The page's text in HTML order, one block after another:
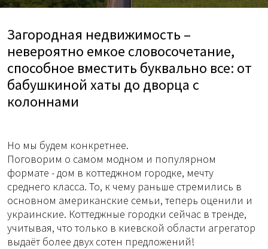
Загородная недвижимость –
невероятно емкое словосочетание,
способное вместить буквально все: от
бабушкиной хаты до дворца с
колоннами
Но мы будем конкретнее.
Поговорим о самом модном и популярном
формате - дом в коттеджном городке, мечту
среднего класса. То, к чему раньше стремились в
основном американские семьи, теперь оценили и
украинские. Коттеджные городки сейчас в тренде,
учитывая, что только в киевской области агрегатор
выдаёт более двух сотен предложений!